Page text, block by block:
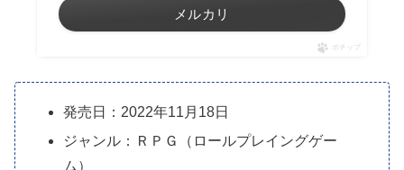
メルカリ
ポチップ
発売日：2022年11月18日
ジャンル：ＲＰＧ（ロールプレイングゲー
ム）